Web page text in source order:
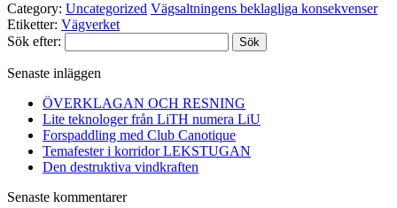
Category: Uncategorized Vägsaltningens beklagliga konsekvenser
Etiketter: Vägverket
Sök efter:
Senaste inläggen
ÖVERKLAGAN OCH RESNING
Lite teknologer från LiTH numera LiU
Forspaddling med Club Canotique
Temafester i korridor LEKSTUGAN
Den destruktiva vindkraften
Senaste kommentarer